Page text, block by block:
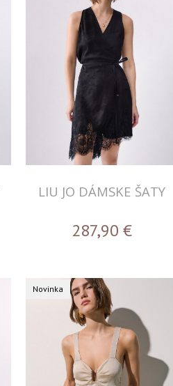
LIU JO DÁMSKE ŠATY
287,90 €
Novinka